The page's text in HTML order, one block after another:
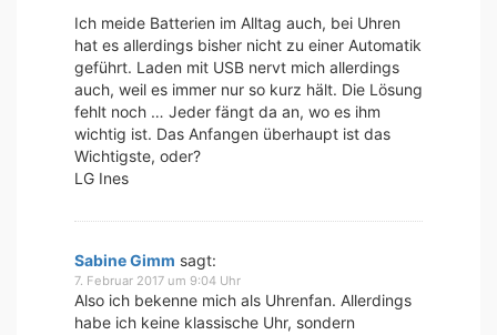
Ich meide Batterien im Alltag auch, bei Uhren
hat es allerdings bisher nicht zu einer Automatik
geführt. Laden mit USB nervt mich allerdings
auch, weil es immer nur so kurz hält. Die Lösung
fehlt noch … Jeder fängt da an, wo es ihm
wichtig ist. Das Anfangen überhaupt ist das
Wichtigste, oder?
LG Ines
Sabine Gimm sagt:
7. Februar 2017 um 9:04 Uhr
Also ich bekenne mich als Uhrenfan. Allerdings
habe ich keine klassische Uhr, sondern